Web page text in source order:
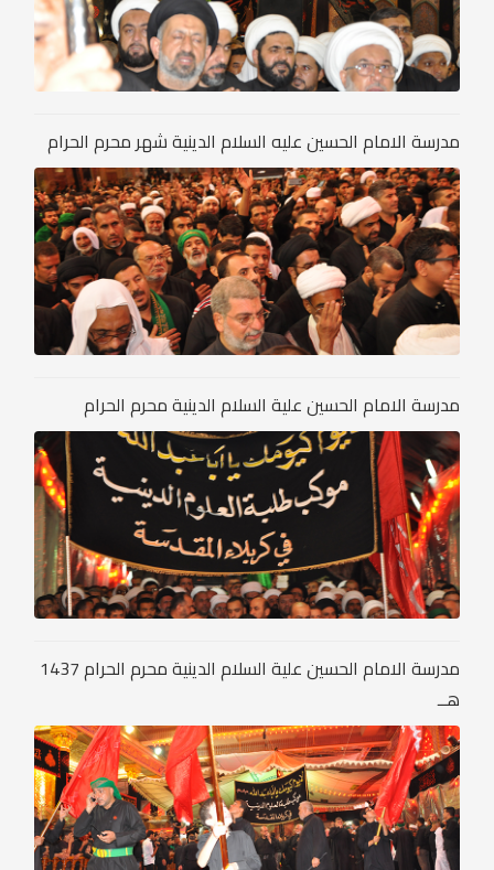
مدرسة الامام الحسين عليه السلام الدينية شهر محرم الحرام
مدرسة الامام الحسين علية السلام الدينية محرم الحرام
مدرسة الامام الحسين علية السلام الدينية محرم الحرام 1437
هــ